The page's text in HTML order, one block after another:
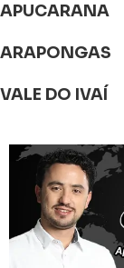
APUCARANA
ARAPONGAS
VALE DO IVAÍ